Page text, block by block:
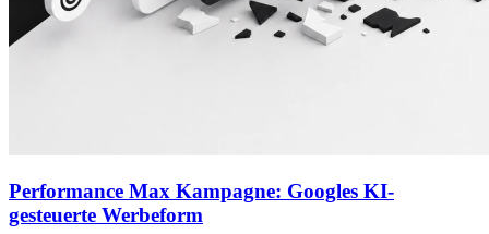
Performance Max Kampagne: Googles KI-
gesteuerte Werbeform